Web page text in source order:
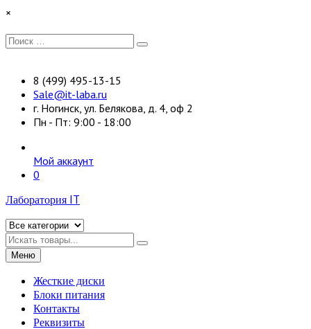
Перейти
содержимому
×
Искать:
Поиск
8 (499) 495-13-15
Sale@it-laba.ru
г. Ногинск, ул. Белякова, д. 4, оф 2
Пн - Пт: 9:00 - 18:00
Мой аккаунт
0
Лаборатория IT
Искать
Меню
Жесткие диски
Блоки питания
Контакты
Реквизиты